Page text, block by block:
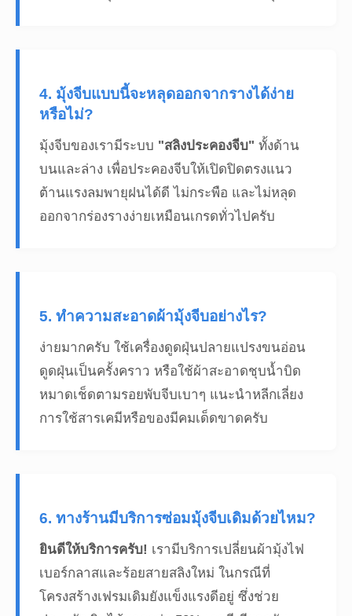
4. มุ้งจีบแบบนี้จะหลุดออกจากรางได้ง่าย
หรือไม่?
มุ้งจีบของเรามีระบบ "สลิงประคองจีบ" ทั้งด้าน
บนและล่าง เพื่อประคองจีบให้เปิดปิดตรงแนว
ต้านแรงลมพายุฝนได้ดี ไม่กระพือ และไม่หลุด
ออกจากร่องรางง่ายเหมือนเกรดทั่วไปครับ
5. ทำความสะอาดผ้ามุ้งจีบอย่างไร?
ง่ายมากครับ ใช้เครื่องดูดฝุ่นปลายแปรงขนอ่อน
ดูดฝุ่นเป็นครั้งคราว หรือใช้ผ้าสะอาดชุบน้ำบิด
หมาดเช็ดตามรอยพับจีบเบาๆ แนะนำหลีกเลี่ยง
การใช้สารเคมีหรือของมีคมเด็ดขาดครับ
6. ทางร้านมีบริการซ่อมมุ้งจีบเดิมด้วยไหม?
ยินดีให้บริการครับ! เรามีบริการเปลี่ยนผ้ามุ้งไฟ
เบอร์กลาสและร้อยสายสลิงใหม่ ในกรณีที่
โครงสร้างเฟรมเดิมยังแข็งแรงดีอยู่ ซึ่งช่วย